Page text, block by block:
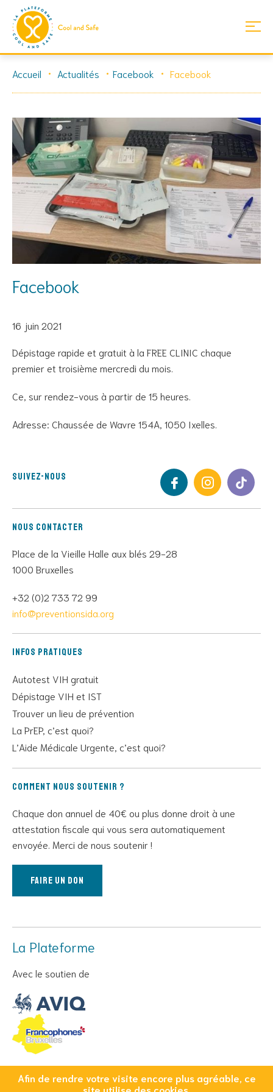
Accueil Actualités Facebook Facebook
Facebook
16 juin 2021
Dépistage rapide et gratuit à la FREE CLINIC chaque
premier et troisième mercredi du mois.
Ce, sur rendez-vous à partir de 15 heures.
Adresse: Chaussée de Wavre 154A, 1050 Ixelles.
Suivez-nous
Nous contacter
Place de la Vieille Halle aux blés 29-28
1000 Bruxelles
+32 (0)2 733 72 99
info@preventionsida.org
Infos pratiques
Autotest VIH gratuit
Dépistage VIH et IST
Trouver un lieu de prévention
La PrEP, c’est quoi?
L’Aide Médicale Urgente, c’est quoi?
Comment nous soutenir ?
Chaque don annuel de 40€ ou plus donne droit à une
attestation fiscale qui vous sera automatiquement
envoyée. Merci de nous soutenir !
Faire un don
La Plateforme
Avec le soutien de
© Copyright 2026 Cool And Safe - Tous droits réservés
Afin de rendre votre visite encore plus agréable, ce
site utilise des cookies.